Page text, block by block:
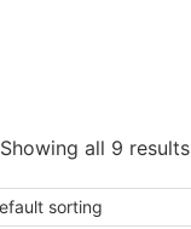
Showing all 9 results